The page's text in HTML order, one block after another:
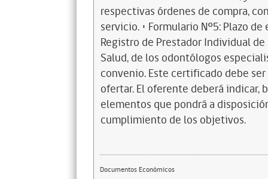
respectivas órdenes de compra,
servicio. • Formulario Nº5: Plazo
Registro de Prestador Individual
Salud, de los odontólogos
convenio. Este certificado debe
ofertar. El oferente deberá indicar,
elementos que pondrá a
cumplimiento de los objetivos.
Documentos Económicos